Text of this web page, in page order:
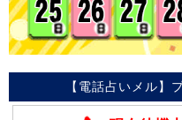
【電話占いメル】